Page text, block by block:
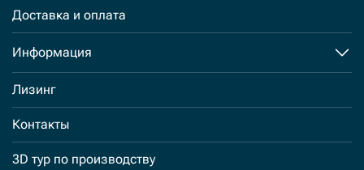
Доставка и оплата
Информация
Лизинг
Контакты
3D тур по производству